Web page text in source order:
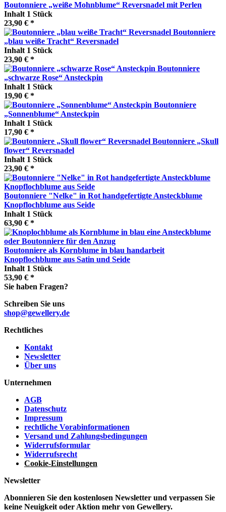
Boutonniere „weiße Mohnblume“ Reversnadel mit Perlen
Inhalt 1 Stück
23,90 € *
Boutonniere
„blau weiße Tracht“ Reversnadel
Inhalt 1 Stück
23,90 € *
Boutonniere
„schwarze Rose“ Ansteckpin
Inhalt 1 Stück
19,90 € *
Boutonniere
„Sonnenblume“ Ansteckpin
Inhalt 1 Stück
17,90 € *
Boutonniere „Skull
flower“ Reversnadel
Inhalt 1 Stück
23,90 € *
Boutonniere "Nelke" in Rot handgefertigte Ansteckblume
Knopflochblume aus Seide
Inhalt 1 Stück
63,90 € *
Boutonniere als Kornblume in blau handarbeit
Knopflochblume aus Satin und Seide
Inhalt 1 Stück
53,90 € *
Sie haben Fragen?
Schreiben Sie uns
shop@gewellery.de
Rechtliches
Kontakt
Newsletter
Über uns
Unternehmen
AGB
Datenschutz
Impressum
rechtliche Vorabinformationen
Versand und Zahlungsbedingungen
Widerrufsformular
Widerrufsrecht
Cookie-Einstellungen
Newsletter
Abonnieren Sie den kostenlosen Newsletter und verpassen Sie
keine Neuigkeit oder Aktion mehr von Gewellery.